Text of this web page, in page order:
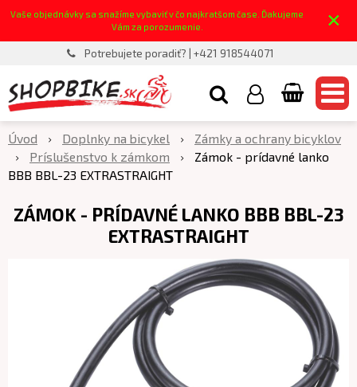
Vaše objednávky sa snažíme vybaviť v čo najkratšom čase. Ďakujeme
Vám za porozumenie.
×
Potrebujete poradiť? | +421 918544071
Úvod Doplnky na bicykel
Zámky a ochrany bicyklov
Príslušenstvo k zámkom
Zámok - prídavné lanko
BBB BBL-23 EXTRASTRAIGHT
ZÁMOK - PRÍDAVNÉ LANKO BBB BBL-23
EXTRASTRAIGHT